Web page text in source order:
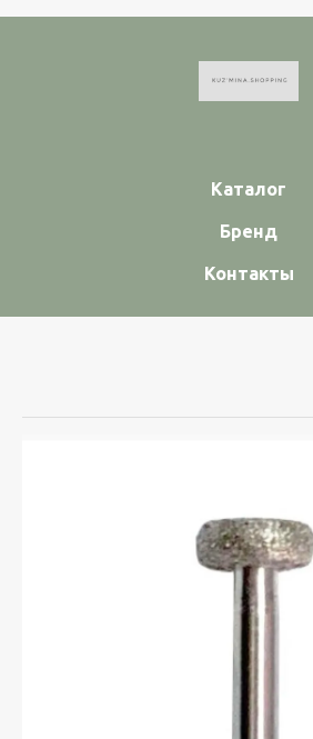
Каталог
Бренд
Контакты